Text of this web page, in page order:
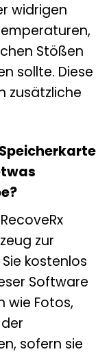
widrigen
Stößen
sollte. Diese
zusätzliche
zur
kostenlos
Software
wie Fotos,
sofern sie